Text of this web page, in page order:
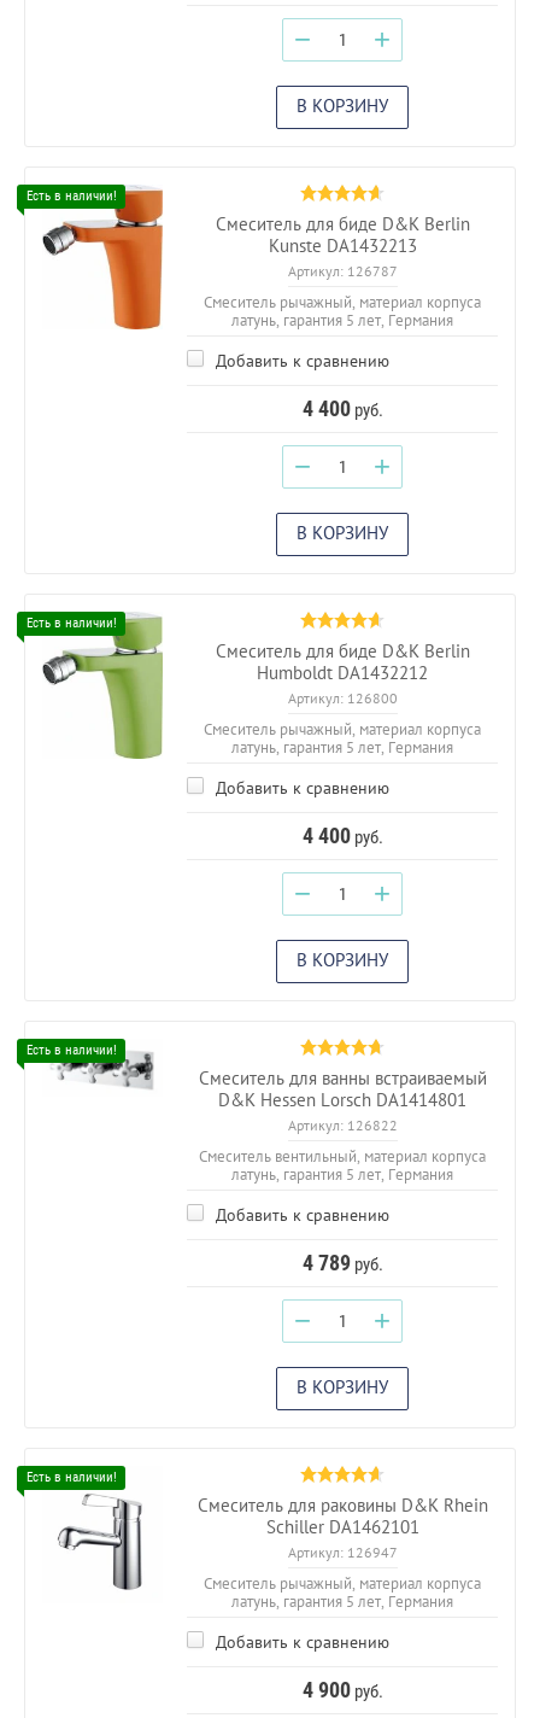
− +
В КОРЗИНУ
Смеситель для биде D&K Berlin
Kunste DA1432213
Артикул:126787
Смеситель рычажный, материал корпуса
латунь, гарантия 5 лет, Германия
Добавить к сравнению
4 400руб.
− +
В КОРЗИНУ
Смеситель для биде D&K Berlin
Humboldt DA1432212
Артикул:126800
Смеситель рычажный, материал корпуса
латунь, гарантия 5 лет, Германия
Добавить к сравнению
4 400руб.
− +
В КОРЗИНУ
Смеситель для ванны встраиваемый
D&K Hessen Lorsch DA1414801
Артикул:126822
Смеситель вентильный, материал корпуса
латунь, гарантия 5 лет, Германия
Добавить к сравнению
4 789руб.
− +
В КОРЗИНУ
Смеситель для раковины D&K Rhein
Schiller DA1462101
Артикул:126947
Смеситель рычажный, материал корпуса
латунь, гарантия 5 лет, Германия
Добавить к сравнению
4 900руб.